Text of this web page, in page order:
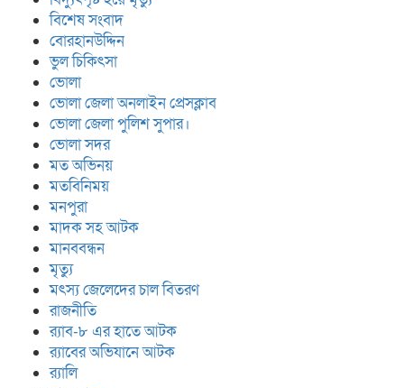
বিশেষ সংবাদ
বোরহানউদ্দিন
ভুল চিকিৎসা
ভোলা
ভোলা জেলা অনলাইন প্রেসক্লাব
ভোলা জেলা পুলিশ সুপার।
ভোলা সদর
মত অভিনয়
মতবিনিময়
মনপুরা
মাদক সহ আটক
মানববন্ধন
মৃত্যু
মৎস্য জেলেদের চাল বিতরণ
রাজনীতি
র‍্যাব-৮ এর হাতে আটক
র‍্যাবের অভিযানে আটক
র‍্যালি